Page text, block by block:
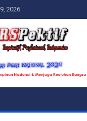
2026
Independen